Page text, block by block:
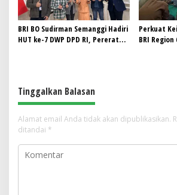
BRI BO Sudirman Semanggi Hadiri
HUT ke-7 DWP DPD RI, Pererat
Perkuat
BRI
Tinggalkan Balasan
Alamat email Anda tidak akan dipublikasikan.
ditandai *